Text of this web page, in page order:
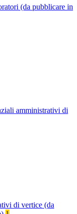
(da pubblicare in
amministrativi di
di vertice (da